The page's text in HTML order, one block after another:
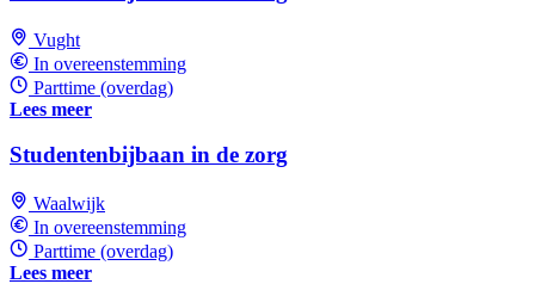
Vught
In overeenstemming
Parttime (overdag)
Lees meer
Studentenbijbaan in de zorg
Waalwijk
In overeenstemming
Parttime (overdag)
Lees meer